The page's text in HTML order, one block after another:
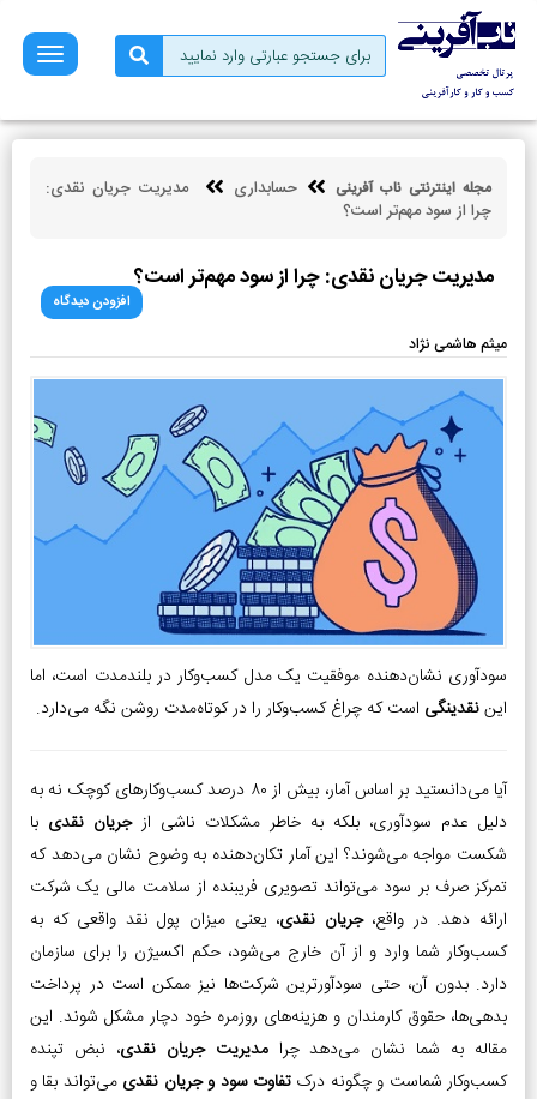
صفحه
نخست
فروش
توسعه
مالی
مجله اینترنتی ناب آفرینی حسابداری
مدیریت جریان نقدی:
چرا از سود مهم‌تر است؟
مدیریت جریان نقدی: چرا از سود مهم‌تر است؟
افزودن دیدگاه
میثم هاشمی نژاد
سودآوری نشان‌دهنده موفقیت یک مدل کسب‌وکار در بلندمدت است، اما
ایننقدینگی است که چراغ کسب‌وکار را در کوتاه‌مدت روشن نگه می‌دارد.
آیا می‌دانستید بر اساس آمار، بیش از ۸۰ درصد کسب‌وکارهای کوچک نه به
دلیل عدم سودآوری، بلکه به خاطر مشکلات ناشی ازجریان نقدی با
شکست مواجه می‌شوند؟ این آمار تکان‌دهنده به وضوح نشان می‌دهد که
تمرکز صرف بر سود می‌تواند تصویری فریبنده از سلامت مالی یک شرکت
ارائه دهد. در واقع،جریان نقدی، یعنی میزان پول نقد واقعی که به
کسب‌وکار شما وارد و از آن خارج می‌شود، حکم اکسیژن را برای سازمان
دارد. بدون آن، حتی سودآورترین شرکت‌ها نیز ممکن است در پرداخت
بدهی‌ها، حقوق کارمندان و هزینه‌های روزمره خود دچار مشکل شوند. این
مقاله به شما نشان می‌دهد چرامدیریت جریان نقدی، نبض تپنده
کسب‌وکار شماست و چگونه درکتفاوت سود و جریان نقدی می‌تواند بقا و